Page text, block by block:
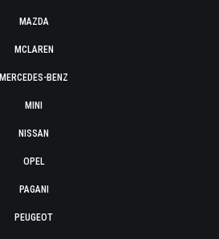
MAZDA
MCLAREN
MERCEDES-BENZ
MINI
NISSAN
OPEL
PAGANI
PEUGEOT